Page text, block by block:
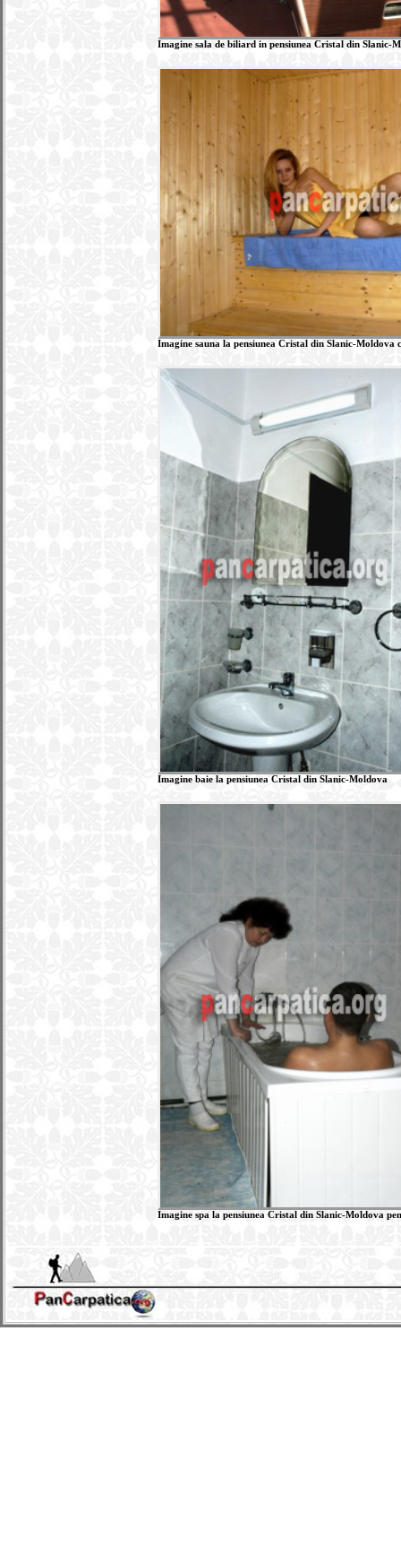
Imagine sala de biliard in pensiunea Cristal din
Imagine sauna la pensiunea Cristal din Slanic-Moldova
Imagine baie la pensiunea Cristal din Slanic-Moldova
Imagine spa la pensiunea Cristal din Slanic-Moldova